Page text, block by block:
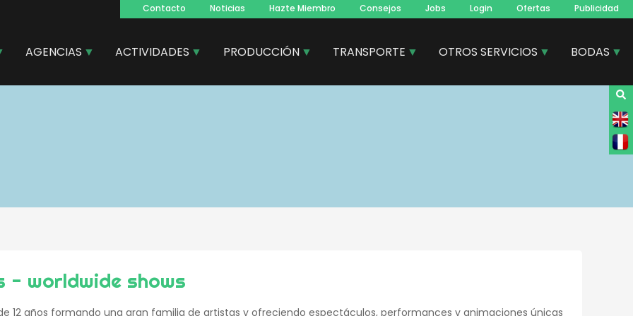
Navegacion
principal
Contacto Noticias Hazte Miembro Consejos Jobs Login Ofertas Publicidad
AGENCIAS ACTIVIDADES PRODUCCIÓN TRANSPORTE OTROS SERVICIOS BODAS
- worldwide shows
12 años formando una gran familia de artistas y ofreciendo espectáculos, performances y animaciones únicas